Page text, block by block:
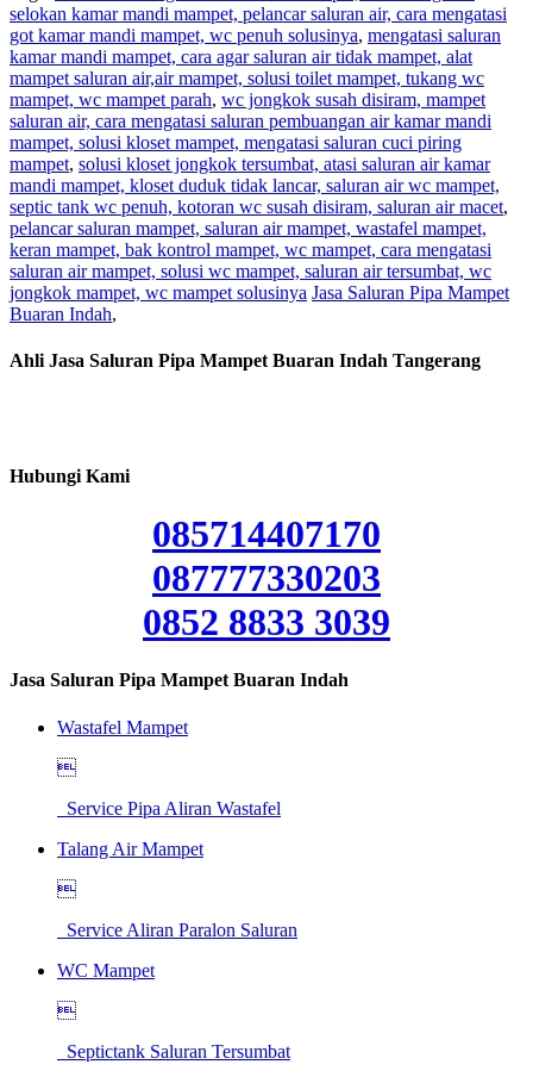
selokan kamar mandi mampet, pelancar saluran air, cara mengatasi
got kamar mandi mampet, wc penuh solusinya, mengatasi saluran
kamar mandi mampet, cara agar saluran air tidak mampet, alat
mampet saluran air,air mampet, solusi toilet mampet, tukang wc
mampet, wc mampet parah, wc jongkok susah disiram, mampet
saluran air, cara mengatasi saluran pembuangan air kamar mandi
mampet, solusi kloset mampet, mengatasi saluran cuci piring
mampet, solusi kloset jongkok tersumbat, atasi saluran air kamar
mandi mampet, kloset duduk tidak lancar, saluran air wc mampet,
septic tank wc penuh, kotoran wc susah disiram, saluran air macet,
pelancar saluran mampet, saluran air mampet, wastafel mampet,
keran mampet, bak kontrol mampet, wc mampet, cara mengatasi
saluran air mampet, solusi wc mampet, saluran air tersumbat, wc
jongkok mampet, wc mampet solusinya Jasa Saluran Pipa Mampet
Buaran Indah,
Ahli Jasa Saluran Pipa Mampet Buaran Indah Tangerang
Hubungi Kami
085714407170
087777330203
0852 8833 3039
Jasa Saluran Pipa Mampet Buaran Indah
Wastafel Mampet

Service Pipa Aliran Wastafel
Talang Air Mampet

Service Aliran Paralon Saluran
WC Mampet

Septictank Saluran Tersumbat